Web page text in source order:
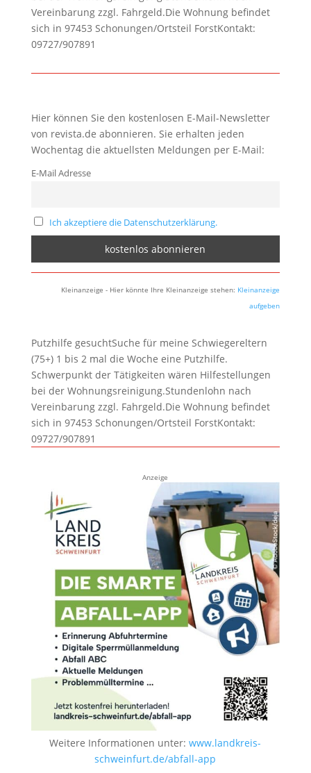
Vereinbarung zzgl. Fahrgeld.Die Wohnung befindet
sich in 97453 Schonungen/Ortsteil ForstKontakt:
09727/907891
Hier können Sie den kostenlosen E-Mail-Newsletter
von revista.de abonnieren. Sie erhalten jeden
Wochentag die aktuellsten Meldungen per E-Mail:
E-Mail Adresse
Ich akzeptiere die Datenschutzerklärung.
Kleinanzeige - Hier könnte Ihre Kleinanzeige stehen: Kleinanzeige
aufgeben
Putzhilfe gesuchtSuche für meine Schwiegereltern
(75+) 1 bis 2 mal die Woche eine Putzhilfe.
Schwerpunkt der Tätigkeiten wären Hilfestellungen
bei der Wohnungsreinigung.Stundenlohn nach
Vereinbarung zzgl. Fahrgeld.Die Wohnung befindet
sich in 97453 Schonungen/Ortsteil ForstKontakt:
09727/907891
Anzeige
Weitere Informationen unter:www.landkreis-
schweinfurt.de/abfall-app